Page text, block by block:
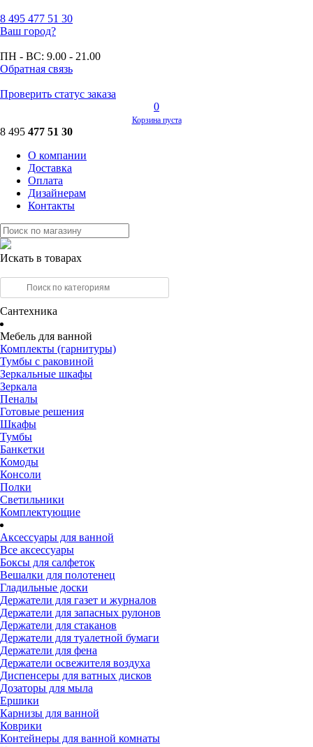
8 495 477 51 30
Ваш город?
ПН - ВС: 9.00 - 21.00
Обратная связь
Проверить статус заказа
0
Корзина пуста
8 495 477 51 30
О компании
Доставка
Оплата
Дизайнерам
Контакты
Искать в товарах
Сантехника
Мебель для ванной
Комплекты (гарнитуры)
Тумбы с раковиной
Зеркальные шкафы
Зеркала
Пеналы
Готовые решения
Шкафы
Тумбы
Банкетки
Комоды
Консоли
Полки
Светильники
Комплектующие
Аксессуары для ванной
Все аксессуары
Боксы для салфеток
Вешалки для полотенец
Гладильные доски
Держатели для газет и журналов
Держатели для запасных рулонов
Держатели для стаканов
Держатели для туалетной бумаги
Держатели для фена
Держатели освежителя воздуха
Диспенсеры для ватных дисков
Дозаторы для мыла
Ершики
Карнизы для ванной
Коврики
Контейнеры для ванной комнаты